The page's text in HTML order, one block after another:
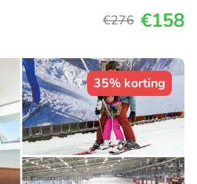
€276 €158
35% korting